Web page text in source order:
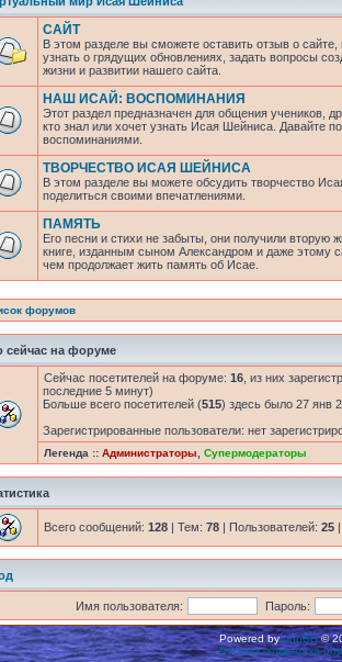
САЙТ
В этом разделе вы сможете оставить отзыв о
узнать о грядущих обновлениях, задать вопросы
жизни и развитии нашего сайта.
НАШ ИСАЙ: ВОСПОМИНАНИЯ
Этот раздел предназначен для общения учеников,
кто знал или хочет узнать Исая Шейниса. Давайте
воспоминаниями.
ТВОРЧЕСТВО ИСАЯ ШЕЙНИСА
В этом разделе вы можете обсудить творчество
поделиться своими впечатлениями.
ПАМЯТЬ
Его песни и стихи не забыты, они получили вторую
книге, изданным сыном Александром и даже этому
чем продолжает жить память об Исае.
форумов
сейчас на форуме
Сейчас посетителей на форуме: 16 , из них
последние 5 минут)
Больше всего посетителей (515) здесь было 27 янв
Зарегистрированные пользователи: нет
Легенда :: Администраторы Супермодераторы
Всего сообщений: 128 | Тем: 78 | Пользователей: 25
Имя пользователя: Пароль:
Powered byphpBB©
Русская поддержка